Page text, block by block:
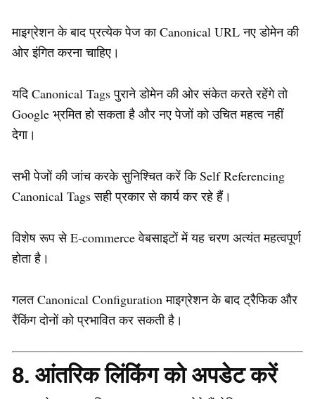
माइग्रेशन के बाद प्रत्येक पेज का Canonical URL नए डोमेन की
ओर इंगित करना चाहिए।
यदि Canonical Tags पुराने डोमेन की ओर संकेत करते रहेंगे तो
Google भ्रमित हो सकता है और नए पेजों को उचित महत्व नहीं
देगा।
सभी पेजों की जांच करके सुनिश्चित करें कि Self Referencing
Canonical Tags सही प्रकार से कार्य कर रहे हैं।
विशेष रूप से E-commerce वेबसाइटों में यह चरण अत्यंत महत्वपूर्ण
होता है।
गलत Canonical Configuration माइग्रेशन के बाद ट्रैफिक और
रैंकिंग दोनों को प्रभावित कर सकती है।
8. आंतरिक लिंकिंग को अपडेट करें